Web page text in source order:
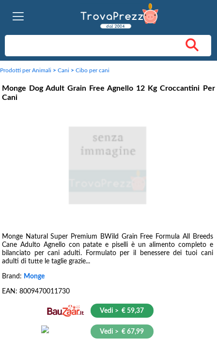
Prodotti per Animali > Cani > Cibo per cani
Monge Dog Adult Grain Free Agnello 12 Kg Croccantini Per
Cani
Monge Natural Super Premium BWild Grain Free Formula All Breeds
Cane Adulto Agnello con patate e piselli è un alimento completo e
bilanciato per cani adulti. Formulato per il benessere dei tuoi cani
adulti di tutte le taglie grazie...
Brand: Monge
EAN: 8009470011730
Vedi > € 59,37
Vedi > € 67,99